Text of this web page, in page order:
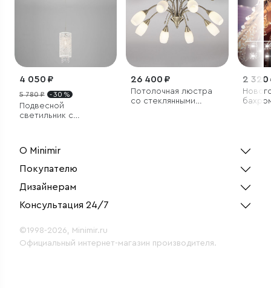
4 050 ₽
5 780 ₽ - 30 %
Подвесной
светильник с
26 400 ₽
Потолочная люстра
со стеклянными
2 320
О Minimir
Покупателю
Дизайнерам
Консультация 24/7
©1998-2026, Minimir.ru
Официальный интернет-магазин производителя.